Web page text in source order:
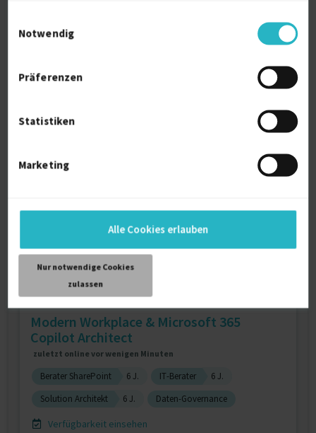
Notwendig
Präferenzen
Statistiken
Marketing
Alle Cookies erlauben
Nur notwendige Cookies
zulassen
Certified Agile Change Manager | Agile &
auf Anfrage
Modern Workplace & Microsoft 365
Copilot Architect
zuletzt online vor wenigen Minuten
Berater SharePoint 6 J. IT-Berater
6 J.
Solution Architekt
6 J. Daten-Governance
Verfügbarkeit einsehen